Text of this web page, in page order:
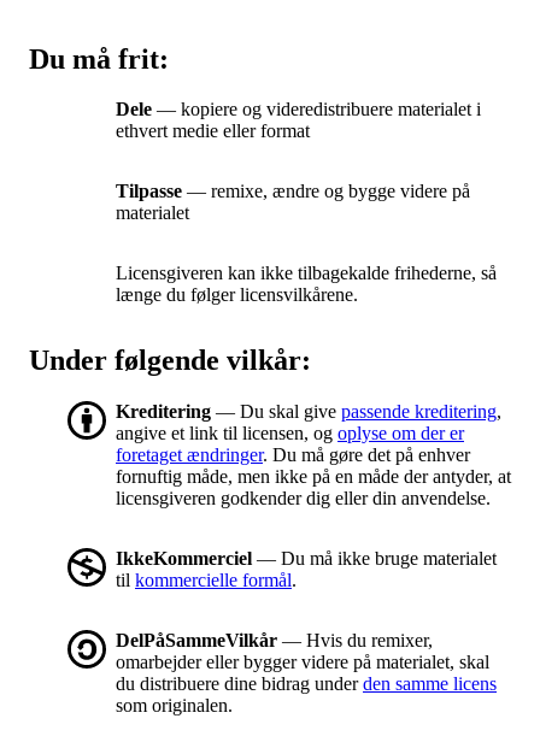
Du må frit:
Dele — kopiere og videredistribuere materialet i
ethvert medie eller format
Tilpasse — remixe, ændre og bygge videre på
materialet
Licensgiveren kan ikke tilbagekalde frihederne, så
længe du følger licensvilkårene.
Under følgende vilkår:
Kreditering — Du skal give passende kreditering,
angive et link til licensen, og oplyse om der er
foretaget ændringer. Du må gøre det på enhver
fornuftig måde, men ikke på en måde der antyder, at
licensgiveren godkender dig eller din anvendelse.
IkkeKommerciel — Du må ikke bruge materialet
til kommercielle formål.
DelPåSammeVilkår — Hvis du remixer,
omarbejder eller bygger videre på materialet, skal
du distribuere dine bidrag underden samme licens
som originalen.